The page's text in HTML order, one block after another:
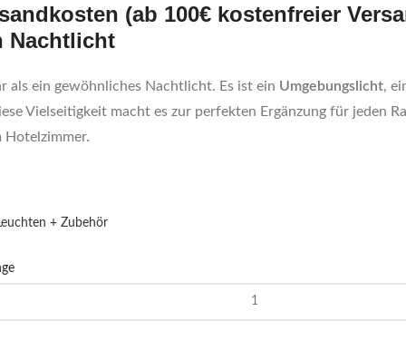
(ab 100€ kostenfreier
Nachtlicht
als ein gewöhnliches Nachtlicht. Es ist ein Umgebungslicht,
Vielseitigkeit macht es zur perfekten Ergänzung für jeden
Hotelzimmer.
+ Zubehör